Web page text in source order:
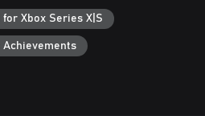
for Xbox Series X|S
Achievements